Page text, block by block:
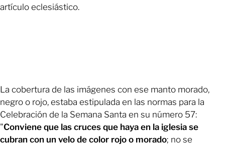
artículo eclesiástico.
La cobertura de las imágenes con ese manto morado,
negro o rojo, estaba estipulada en las normas para la
Celebración de la Semana Santa en su número 57:
"Conviene que las cruces que haya en la iglesia se
cubran con un velo de color rojo o morado; no se